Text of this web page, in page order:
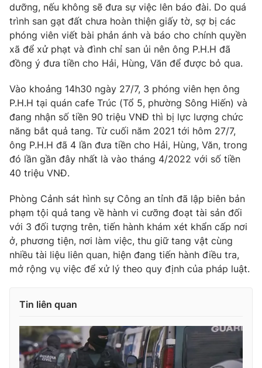
Sản phẩm
Thị trường
Tư vấn
Lịch phát sóng
Chuyên mục khác
Emagazine Podcast
Photo Infographic
Video Shorts video
VTV Money VTV Thể thao
VTV Sức khoẻ Bất động sản
Thị trường 24h Tấm lòng Việt
VTV9 VTV8
Liên hệ tòa soạn English
dưỡng, nếu không sẽ đưa sự việc lên báo đài. Do quá
trình san gạt đất chưa hoàn thiện giấy tờ, sợ bị các
phóng viên viết bài phản ánh và báo cho chính quyền
xã để xử phạt và đình chỉ san ủi nên ông P.H.H đã
đồng ý đưa tiền cho Hải, Hùng, Văn để được bỏ qua.
Vào khoảng 14h30 ngày 27/7, 3 phóng viên hẹn ông
P.H.H tại quán cafe Trúc (Tổ 5, phường Sông Hiến) và
đang nhận số tiền 90 triệu VNĐ thì bị lực lượng chức
năng bắt quả tang. Từ cuối năm 2021 tới hôm 27/7,
ông P.H.H đã 4 lần đưa tiền cho Hải, Hùng, Văn, trong
đó lần gần đây nhất là vào tháng 4/2022 với số tiền
40 triệu VNĐ.
Phòng Cảnh sát hình sự Công an tỉnh đã lập biên bản
phạm tội quả tang về hành vi cưỡng đoạt tài sản đối
với 3 đối tượng trên, tiến hành khám xét khẩn cấp nơi
ở, phương tiện, nơi làm việc, thu giữ tang vật cùng
nhiều tài liệu liên quan, hiện đang tiến hành điều tra,
mở rộng vụ việc để xử lý theo quy định của pháp luật.
Tin liên quan